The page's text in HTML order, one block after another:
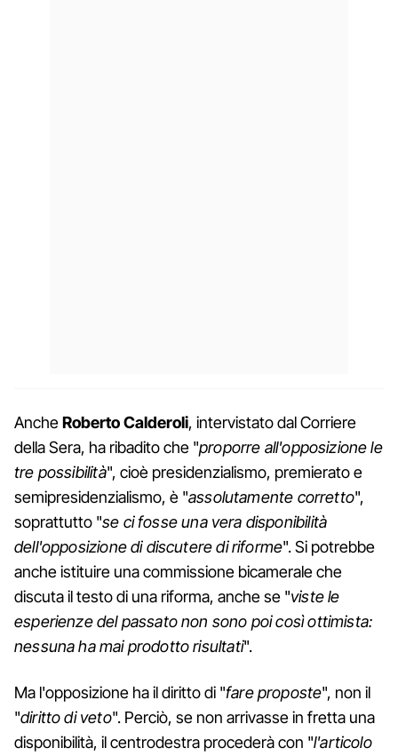
AncheRoberto Calderoli, intervistato dal Corriere
della Sera, ha ribadito che "proporre all'opposizione le
tre possibilità", cioè presidenzialismo, premierato e
semipresidenzialismo, è "assolutamente corretto",
soprattutto "se ci fosse una vera disponibilità
dell'opposizione di discutere di riforme". Si potrebbe
anche istituire una commissione bicamerale che
discuta il testo di una riforma, anche se "viste le
esperienze del passato non sono poi così ottimista:
nessuna ha mai prodotto risultati".
Ma l'opposizione ha il diritto di "fare proposte", non il
"diritto di veto". Perciò, se non arrivasse in fretta una
disponibilità, il centrodestra procederà con "l'articolo